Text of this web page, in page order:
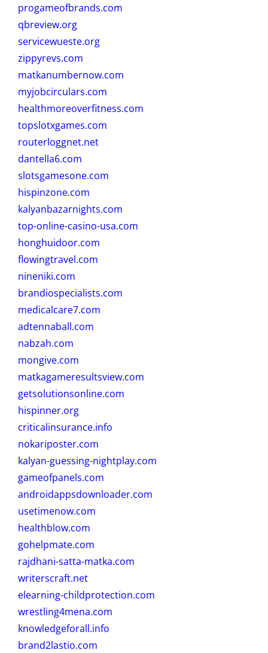
progameofbrands.com
qbreview.org
servicewueste.org
zippyrevs.com
matkanumbernow.com
myjobcirculars.com
healthmoreoverfitness.com
topslotxgames.com
routerloggnet.net
dantella6.com
slotsgamesone.com
hispinzone.com
kalyanbazarnights.com
top-online-casino-usa.com
honghuidoor.com
flowingtravel.com
nineniki.com
brandiospecialists.com
medicalcare7.com
adtennaball.com
nabzah.com
mongive.com
matkagameresultsview.com
getsolutionsonline.com
hispinner.org
criticalinsurance.info
nokariposter.com
kalyan-guessing-nightplay.com
gameofpanels.com
androidappsdownloader.com
usetimenow.com
healthblow.com
gohelpmate.com
rajdhani-satta-matka.com
writerscraft.net
elearning-childprotection.com
wrestling4mena.com
knowledgeforall.info
brand2lastio.com